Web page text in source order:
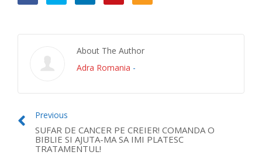
About The Author
Adra Romania -
Previous
SUFAR DE CANCER PE CREIER! COMANDA O
BIBLIE SI AJUTA-MA SA IMI PLATESC
TRATAMENTUL!